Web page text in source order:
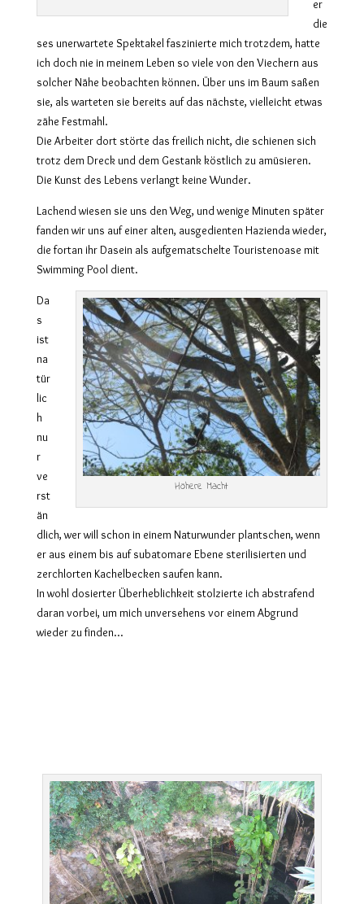
er
die
ses unerwartete Spektakel faszinierte mich trotzdem, hatte
ich doch nie in meinem Leben so viele von den Viechern aus
solcher Nähe beobachten können. Über uns im Baum saßen
sie, als warteten sie bereits auf das nächste, vielleicht etwas
zähe Festmahl.
Die Arbeiter dort störte das freilich nicht, die schienen sich
trotz dem Dreck und dem Gestank köstlich zu amüsieren.
Die Kunst des Lebens verlangt keine Wunder.
Lachend wiesen sie uns den Weg, und wenige Minuten später
fanden wir uns auf einer alten, ausgedienten Hazienda wieder,
die fortan ihr Dasein als aufgematschelte Touristenoase mit
Swimming Pool dient.
Höhere Macht
Da
s
ist
na
tür
lic
h
nu
r
ve
rst
än
dlich, wer will schon in einem Naturwunder plantschen, wenn
er aus einem bis auf subatomare Ebene sterilisierten und
zerchlorten Kachelbecken saufen kann.
In wohl dosierter Überheblichkeit stolzierte ich abstrafend
daran vorbei, um mich unversehens vor einem Abgrund
wieder zu finden…